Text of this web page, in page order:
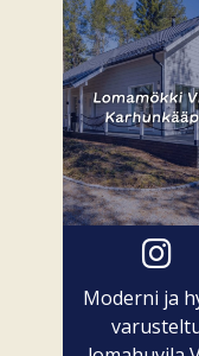
Moderni ja